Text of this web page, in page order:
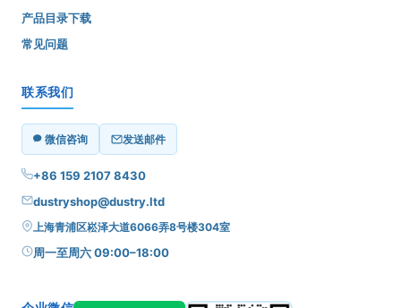
产品目录下载
常见问题
联系我们
微信咨询 发送邮件
+86 159 2107 8430
dustryshop@dustry.ltd
上海青浦区崧泽大道6066弄8号楼304室
周一至周六 09:00–18:00